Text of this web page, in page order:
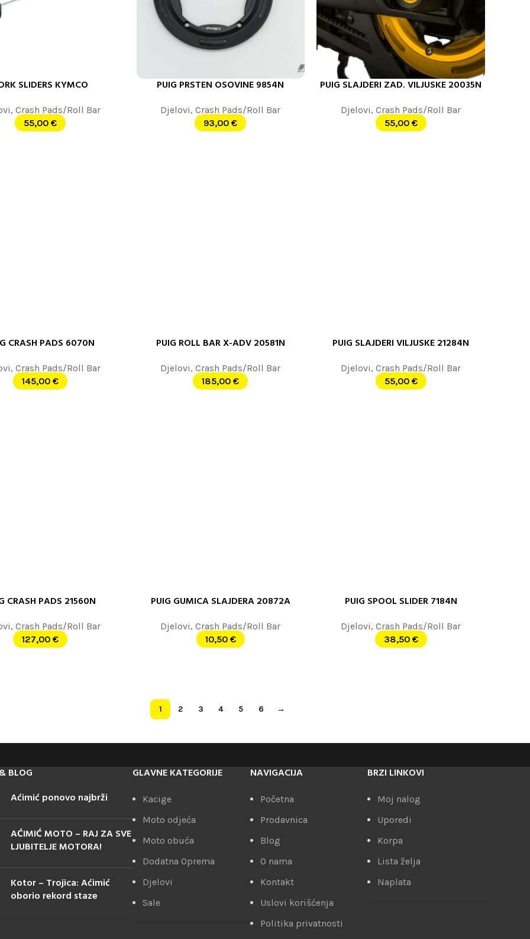
SLIDERS KYMCO
, Crash Pads/Roll Bar
55,00€
DODAJ U KORPU
PUIG PRSTEN OSOVINE 9854N
Djelovi,Crash Pads/Roll Bar
93,00€
DODAJ U KORPU
PUIG SLAJDERI ZAD. VILJUSKE 20035N
Djelovi,Crash Pads/Roll Bar
55,00 €
CRASH PADS 6070N
, Crash Pads/Roll Bar
145,00€
DODAJ U KORPU
PUIG ROLL BAR X-ADV 20581N
Djelovi,Crash Pads/Roll Bar
185,00€
DODAJ U KORPU
PUIG SLAJDERI VILJUSKE 21284N
Djelovi,Crash Pads/Roll Bar
55,00 €
CRASH PADS 21560N
, Crash Pads/Roll Bar
127,00€
DODAJ U KORPU
PUIG GUMICA SLAJDERA 20872A
Djelovi,Crash Pads/Roll Bar
10,50 €
DODAJ U KORPU
PUIG SPOOL SLIDER 7184N
Djelovi,Crash Pads/Roll Bar
38,50 €
1 2 3 4 5 6 →
BLOG
Aćimić ponovo najbrži
AĆIMIĆ MOTO – RAJ ZA SVE
LJUBITELJE MOTORA!
Kotor – Trojica: Aćimić
oborio rekord staze
GLAVNE KATEGORIJE
Kacige
Moto odjeća
Moto obuća
Dodatna Oprema
Djelovi
Sale
NAVIGACIJA
Početna
Prodavnica
Blog
O nama
Kontakt
Uslovi korišćenja
Politika privatnosti
BRZI LINKOVI
Moj nalog
Uporedi
Korpa
Lista želja
Naplata